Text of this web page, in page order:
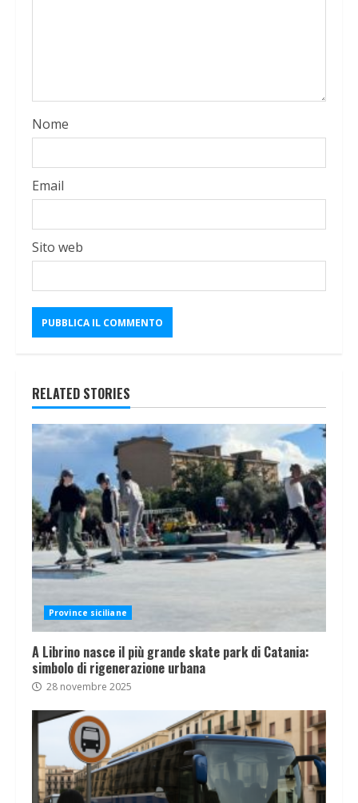
Nome
Email
Sito web
RELATED STORIES
Province siciliane
A Librino nasce il più grande skate park di Catania:
simbolo di rigenerazione urbana
28 novembre 2025